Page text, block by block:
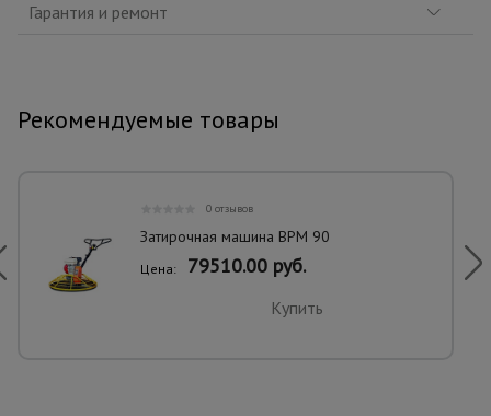
Гарантия и ремонт
Рекомендуемые товары
0 отзывов
Затирочная машина BPM 90
Цена: 79510.00 руб.
Купить